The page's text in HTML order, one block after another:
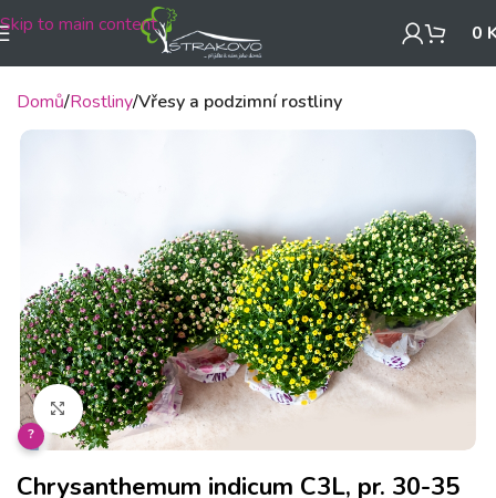
Skip to main content 0
Domů Rostliny Vřesy a podzimní rostliny
Klikněte pro zvětšení
?
Chrysanthemum indicum C3L, pr. 30-35